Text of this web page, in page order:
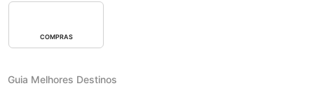
COMPRAS
Guia Melhores Destinos